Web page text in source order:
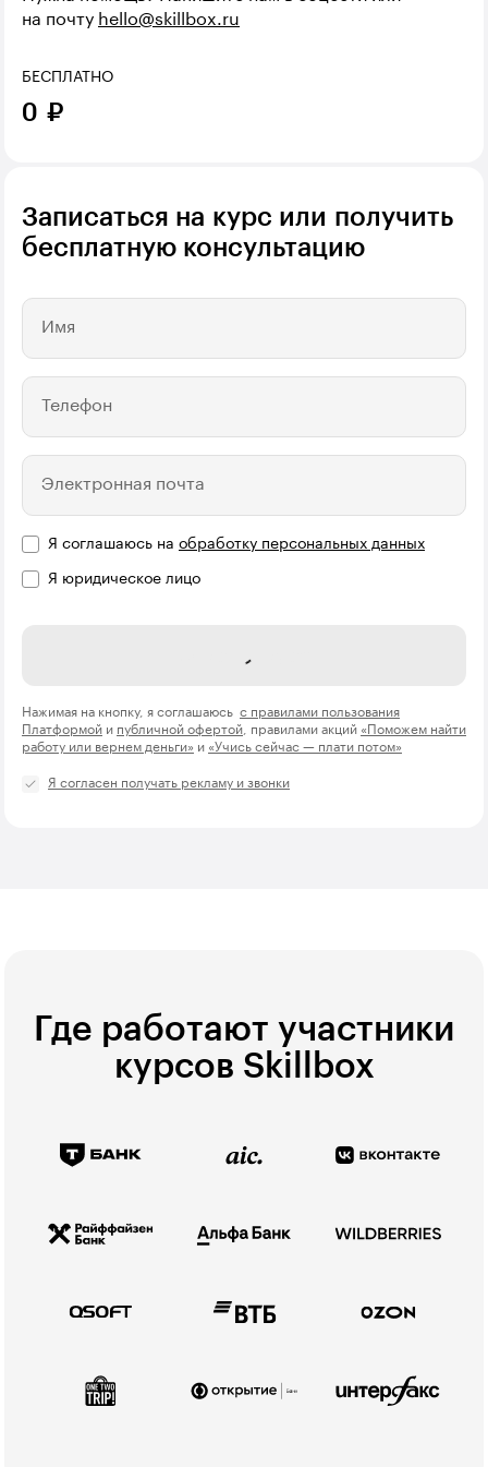
на почту hello@skillbox.ru
БЕСПЛАТНО
0 ₽
Записаться на курс или получить
бесплатную консультацию
Имя
Телефон
Электронная почта
Я соглашаюсь на обработку персональных данных
Я юридическое лицо
Открыть курс
Нажимая на кнопку, я соглашаюсь с правилами пользования
Платформой и публичной офертой , правилами акций «Поможем найти
работу или вернем деньги» и «Учись сейчас — плати потом»
Я согласен получать рекламу и звонки
Где работают участники
курсов Skillbox